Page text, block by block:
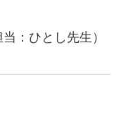
：ひとし先生）